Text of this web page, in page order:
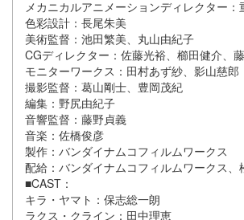
メカニカルアニメーションディレクター：
色彩設計：長尾朱美
美術監督：池田繁美、丸山由紀子
CGディレクター：佐藤光裕、櫛田健介、
モニターワークス：田村あず紗、影山慈郎
撮影監督：葛山剛士、豊岡茂紀
編集：野尻由紀子
音響監督：藤野貞義
音楽：佐橋俊彦
製作：バンダイナムコフィルムワークス
配給：バンダイナムコフィルムワークス、
■CAST：
キラ・ヤマト：保志総一朗
ラクス・クライン：田中理恵